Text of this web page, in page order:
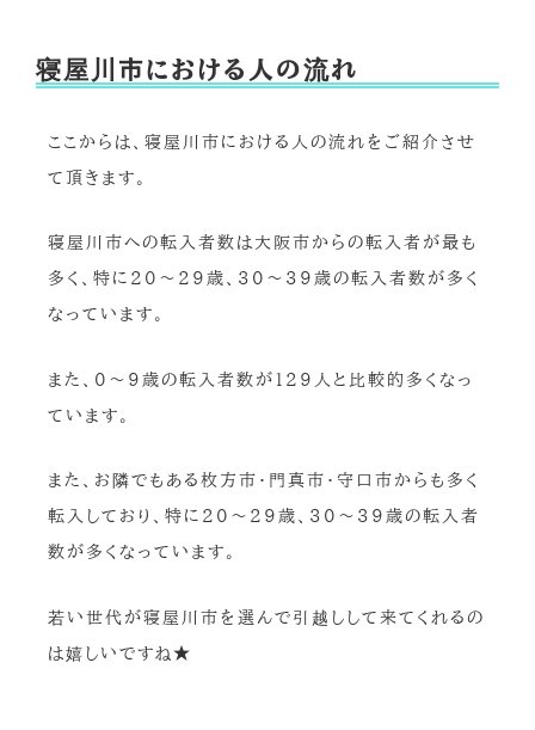
寝屋川市における人の流れ
ここからは、寝屋川市における人の流れをご紹介させ
て頂きます。
寝屋川市への転入者数は大阪市からの転入者が最も
多く、特に20～29歳、30～39歳の転入者数が多く
なっています。
また、0～9歳の転入者数が129人と比較的多くなっ
ています。
また、お隣でもある枚方市・門真市・守口市からも多く
転入しており、特に20～29歳、30～39歳の転入者
数が多くなっています。
若い世代が寝屋川市を選んで引越しして来てくれるの
は嬉しいですね★